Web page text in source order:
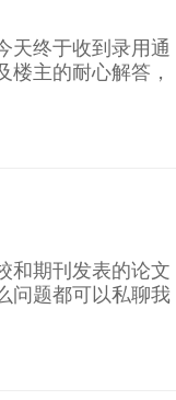
天终于收到录用通
楼主的耐心解答，
和期刊发表的论文
问题都可以私聊我